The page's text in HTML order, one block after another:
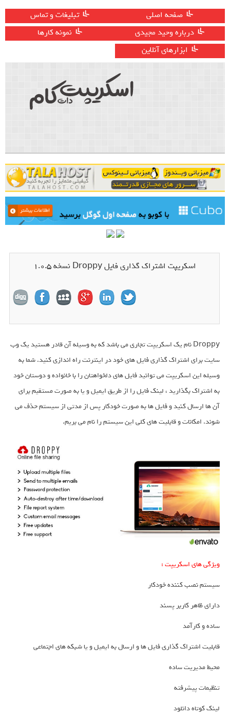
صفحه اصلی
تبلیغات و تماس
درباره وحید مجیدی
نمونه کارها
ابزارهای آنلاین
اسکریپت اشتراک گذاری فایل Droppy نسخه 1.0.5
Droppy نام یک اسکریپت تجاری می باشد که به وسیله آن قادر هستید یک وب
سایت برای اشتراک گذاری فایل های خود در اینترنت راه اندازی کنید. شما به
وسیله این اسکریپت می توانید فایل های دلخواهتان را با خانواده و دوستان خود
به اشتراک بگذارید ، لینک فایل را از طریق ایمیل و یا به صورت مستقیم برای
آن ها ارسال کنید و فایل ها به صورت خودکار پس از مدتی از سیستم حذف می
شوند. امکانات و قابلیت های کلی این سیستم را نام می بریم.
ویژگی های اسکریپت :
سیستم نصب کننده خودکار
دارای ظاهر کاربر پسند
ساده و کارآمد
قابلیت اشتراک گذاری فایل ها و ارسال به ایمیل و یا شبکه های اجتماعی
محیط مدیریت ساده
تنظیمات پیشرفته
لینک کوتاه دانلود